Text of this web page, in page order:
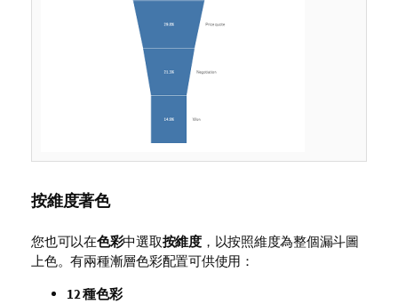
按維度著色
您也可以在色彩中選取按維度，以按照維度為整個漏斗圖
上色。有兩種漸層色彩配置可供使用：
12 種色彩